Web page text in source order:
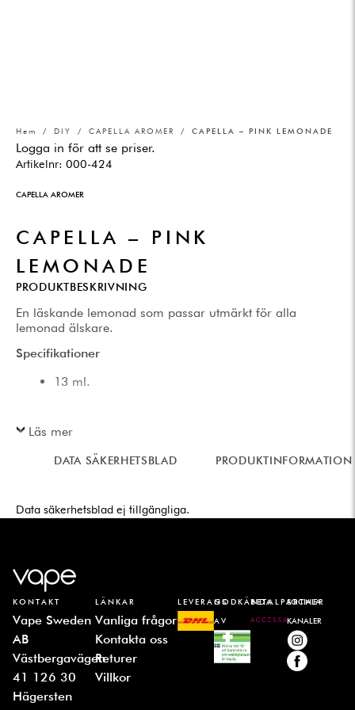
Hem / DIY / CAPELLA AROMER / CAPELLA – PINK LEMONADE
Logga in för att se priser.
Artikelnr: 000-424
CAPELLA AROMER
CAPELLA – PINK
LEMONADE
PRODUKTBESKRIVNING
En läskande lemonad som passar utmärkt för alla
lemonad älskare.
Specifikationer
13 ml.
Läs mer
DATA SÄKERHETSBLAD PRODUKTINFORMATION
Data säkerhetsblad ej tillgängliga.
KONTAKT
Vape Sweden
AB
Västbergavägen
41 126 30
Hägersten
LÄNKAR
Vanliga frågor
Kontakta oss
Returer
Villkor
LEVERANSGODKÄNDA
AV
BETALPARTNER
SOCIALA
KANALER